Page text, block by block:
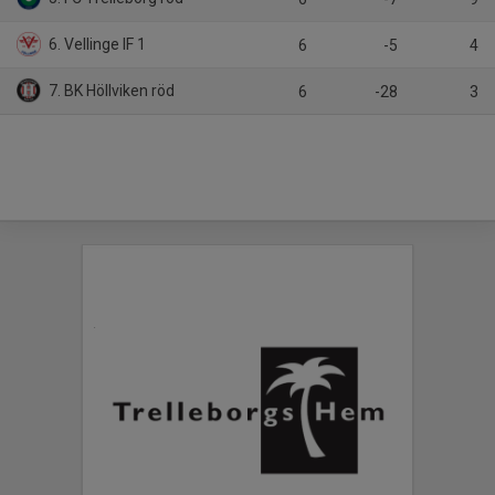
6. Vellinge IF 1 6 -5 4
7. BK Höllviken röd 6 -28 3